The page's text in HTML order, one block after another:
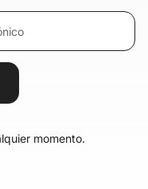
momento.